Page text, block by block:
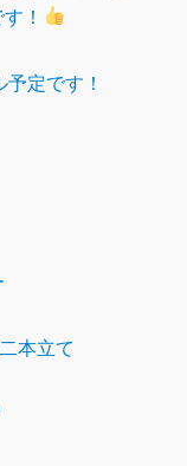
！
定です！
本立て